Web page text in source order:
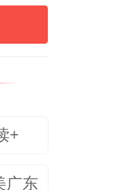
发
仰坚
者；
+
广东